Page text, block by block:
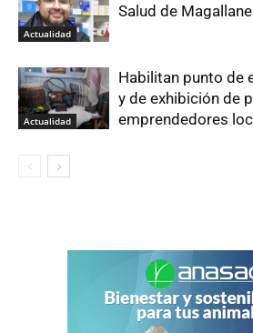
Actualidad
Salud de
Actualidad
Habilitan punto de
y de exhibición de
emprendedores